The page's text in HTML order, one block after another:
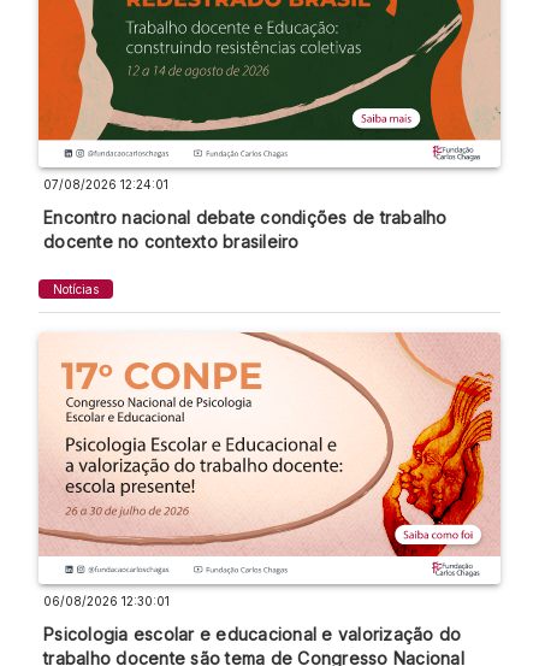
07/08/2026 12:24:01
Encontro nacional debate condições de trabalho
docente no contexto brasileiro
Notícias
06/08/2026 12:30:01
Psicologia escolar e educacional e valorização do
trabalho docente são tema de Congresso Nacional